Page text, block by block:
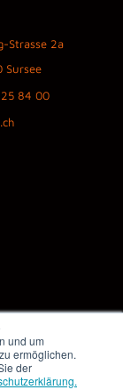
und um
ermöglichen.
der
Strasse 2a
Sursee
84 00
· AGB